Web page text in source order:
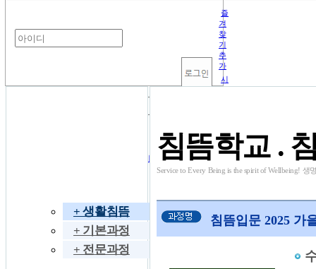
즐
겨
찾
기
추
가
시
작
로
아이디/비밀번호 찾기
+ 생활침뜸
+ 기본과정
+ 전문과정
침뜸학교 .
Service to Every Being is the spirit of Wellbeing!
침뜸입문 2025 가